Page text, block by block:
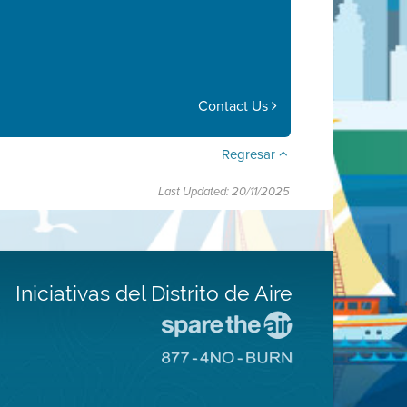
Contact Us
Regresar
Last Updated: 20/11/2025
Iniciativas del Distrito de Aire
el